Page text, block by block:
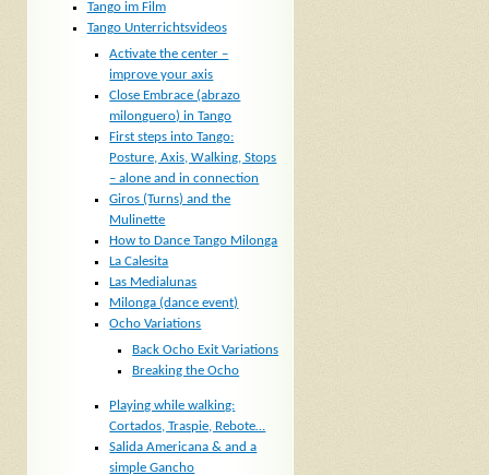
Tango im Film
Tango Unterrichtsvideos
Activate the center –
improve your axis
Close Embrace (abrazo
milonguero) in Tango
First steps into Tango:
Posture, Axis, Walking, Stops
– alone and in connection
Giros (Turns) and the
Mulinette
How to Dance Tango Milonga
La Calesita
Las Medialunas
Milonga (dance event)
Ocho Variations
Back Ocho Exit Variations
Breaking the Ocho
Playing while walking:
Cortados, Traspie, Rebote…
Salida Americana & and a
simple Gancho